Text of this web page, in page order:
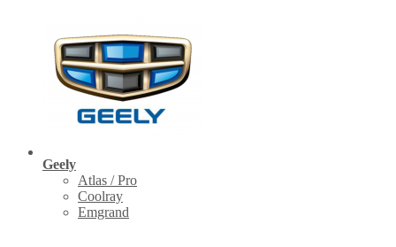
Geely
Atlas / Pro
Coolray
Emgrand